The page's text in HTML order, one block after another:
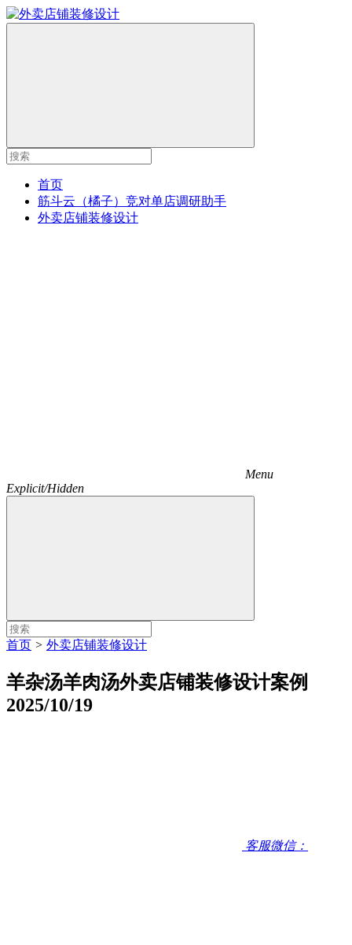
首页
筋斗云（橘子）竞对单店调研助手
外卖店铺装修设计
Menu
Explicit/Hidden
首页 > 外卖店铺装修设计
羊杂汤羊肉汤外卖店铺装修设计案例
2025/10/19
客服微信：